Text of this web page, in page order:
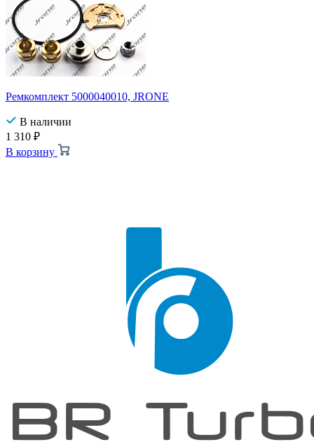
Ремкомплект 5000040010, JRONE
В наличии
1 310 ₽
В корзину